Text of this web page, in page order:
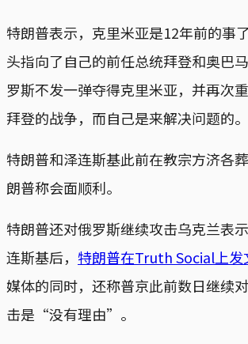
特朗普表示，克里米亚是12年前的事
头指向了自己的前任总统拜登和奥巴
罗斯不发一弹夺得克里米亚，并再次
拜登的战争，而自己是来解决问题的。
特朗普和泽连斯基此前在教宗方济各
朗普称会面顺利。
特朗普还对俄罗斯继续攻击乌克兰表
连斯基后， 特朗普在Truth Social上发
媒体的同时，还称普京此前数日继续
击是“没有理由”。